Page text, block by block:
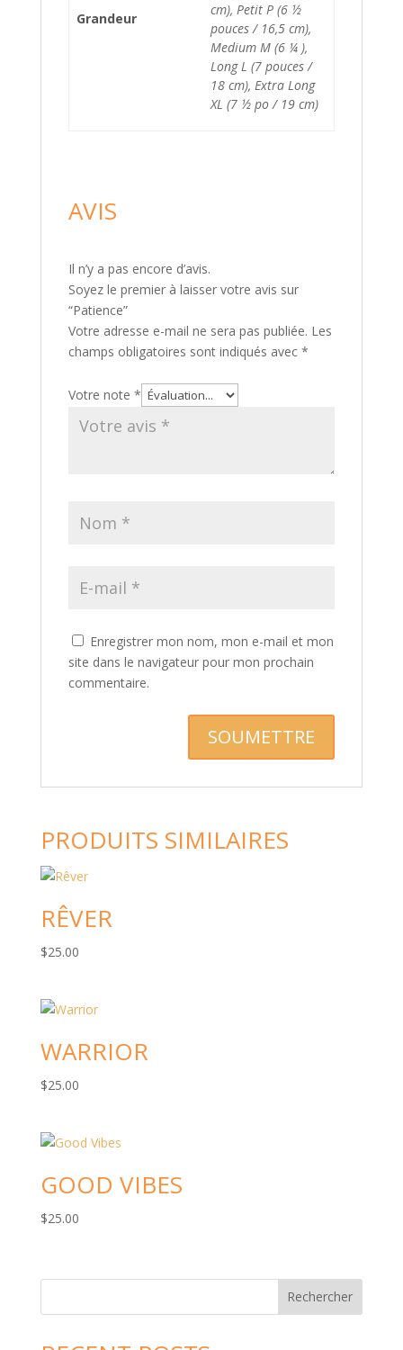
Grandeur
cm), Petit P (6 ½
pouces / 16,5 cm),
Medium M (6 ¼ ),
Long L (7 pouces /
18 cm), Extra Long
XL (7 ½ po / 19 cm)
AVIS
Il n’y a pas encore d’avis.
Soyez le premier à laisser votre avis sur
“Patience”
Votre adresse e-mail ne sera pas publiée. Les
champs obligatoires sont indiqués avec *
Votre note *
Enregistrer mon nom, mon e-mail et mon
site dans le navigateur pour mon prochain
commentaire.
PRODUITS SIMILAIRES
RÊVER
$25.00
WARRIOR
$25.00
GOOD VIBES
$25.00
Rechercher